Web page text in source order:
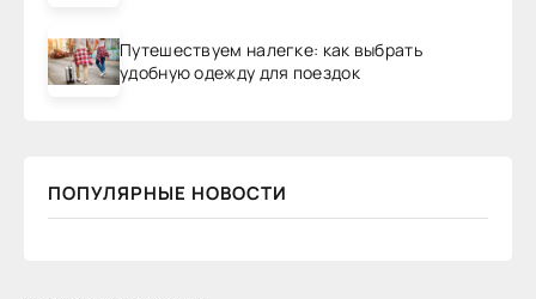
Путешествуем налегке: как выбрать
удобную одежду для поездок
ПОПУЛЯРНЫЕ НОВОСТИ